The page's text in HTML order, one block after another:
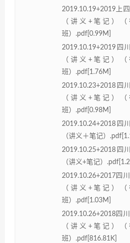
2019.10.19+2019上
（讲义+笔记）
班）.pdf[0.99M]
2019.10.19+2019四
（讲义+笔记）
班）.pdf[1.76M]
2019.10.23+2018四
（讲义+笔记）
班）.pdf[0.98M]
2019.10.24+2018四
（讲义＋笔记）
2019.10.25+2018四
（讲义+笔记）
2019.10.26+2017四
（讲义+笔记）
班）.pdf[1.03M]
2019.10.26+2018四
（讲义+笔记）
班）.pdf[816.81K]